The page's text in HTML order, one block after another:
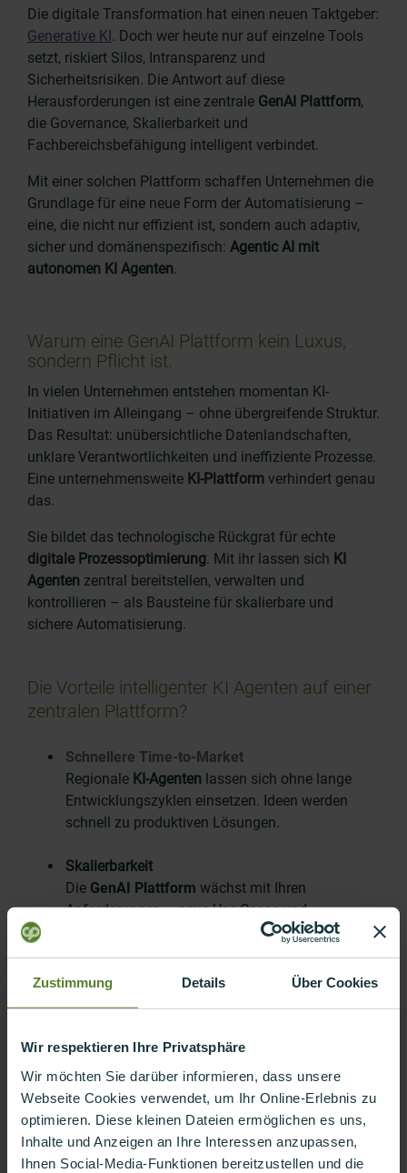
Zustimmung Details Über Cookies
Wir respektieren Ihre Privatsphäre
Wir möchten Sie darüber informieren, dass unsere
Webseite Cookies verwendet, um Ihr Online-Erlebnis zu
optimieren. Diese kleinen Dateien ermöglichen es uns,
Inhalte und Anzeigen an Ihre Interessen anzupassen,
Ihnen Social-Media-Funktionen bereitzustellen und die
Die digitale Transformation hat einen neuen Taktgeber:
Generative KI . Doch wer heute nur auf einzelne Tools
setzt, riskiert Silos, Intransparenz und
Sicherheitsrisiken. Die Antwort auf diese
Herausforderungen ist eine zentrale GenAI Plattform,
die Governance, Skalierbarkeit und
Fachbereichsbefähigung intelligent verbindet.
Mit einer solchen Plattform schaffen Unternehmen die
Grundlage für eine neue Form der Automatisierung –
eine, die nicht nur effizient ist, sondern auch adaptiv,
sicher und domänenspezifisch: Agentic AI mit
autonomen KI Agenten.
Warum eine GenAI Plattform kein Luxus,
sondern Pflicht ist.
In vielen Unternehmen entstehen momentan KI-
Initiativen im Alleingang – ohne übergreifende Struktur.
Das Resultat: unübersichtliche Datenlandschaften,
unklare Verantwortlichkeiten und ineffiziente Prozesse.
Eine unternehmensweite KI-Plattform verhindert genau
das.
Sie bildet das technologische Rückgrat für echte
digitale Prozessoptimierung. Mit ihr lassen sich KI
Agenten zentral bereitstellen, verwalten und
kontrollieren – als Bausteine für skalierbare und
sichere Automatisierung.
Die Vorteile intelligenter KI Agenten auf einer
zentralen Plattform?
Schnellere Time-to-Market
Regionale KI-Agenten lassen sich ohne lange
Entwicklungszyklen einsetzen. Ideen werden
schnell zu produktiven Lösungen.
Skalierbarkeit
Die GenAI Plattform wächst mit Ihren
Anforderungen – neue Use Cases und
Geschäftsbereiche können flexibel integriert
werden.
Hyperautomatisierungmit Compliance und
Kontrolle.
Kosteneffizienz
Eine Plattformstatt vieler Tools: Das reduziert